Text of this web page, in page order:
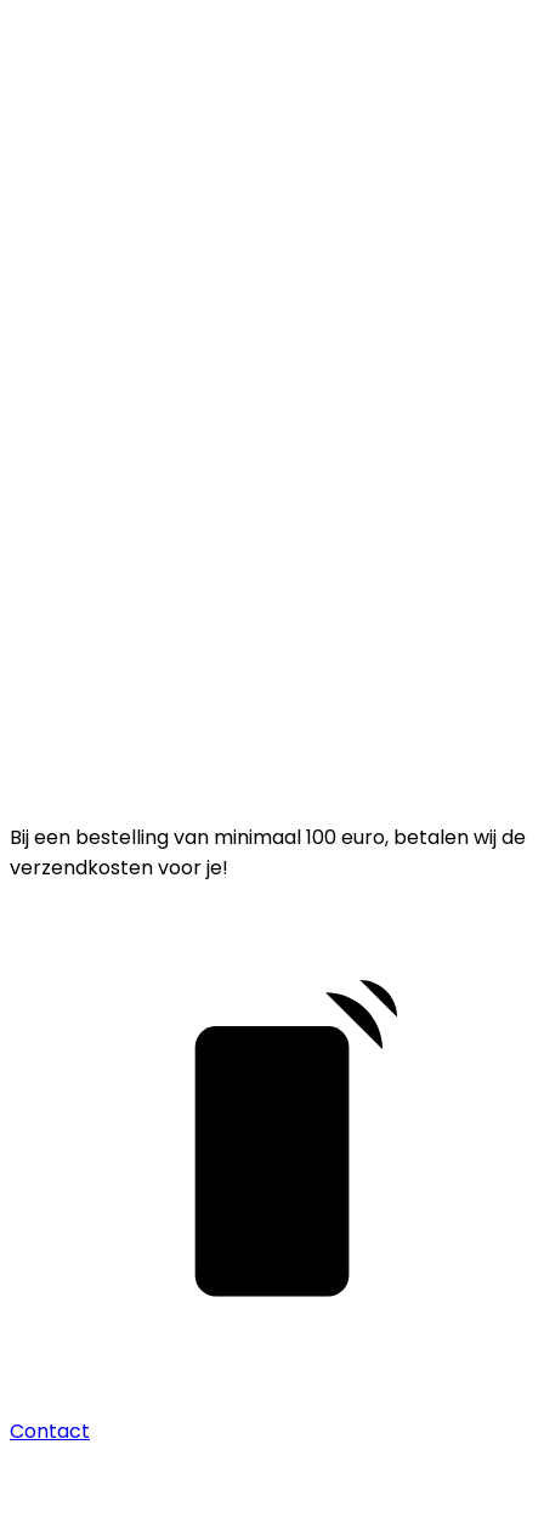
Bij een bestelling van minimaal 100 euro, betalen wij de
verzendkosten voor je!
Contact